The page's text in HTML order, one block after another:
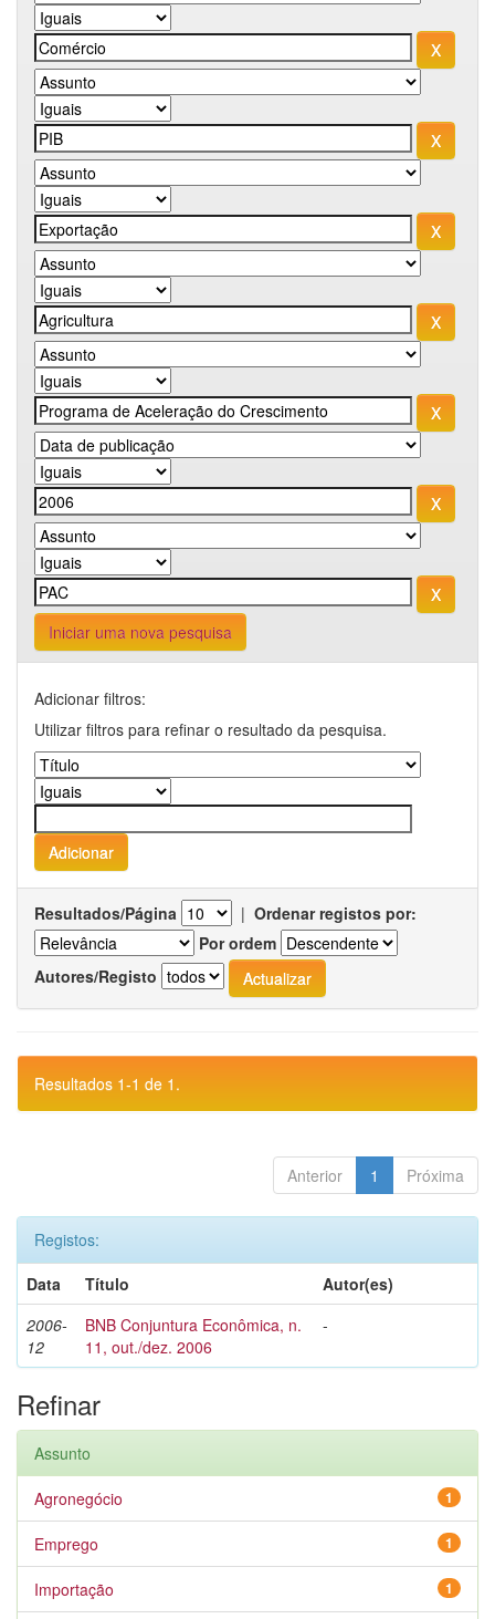
Iniciar uma nova pesquisa
Adicionar filtros:
Utilizar filtros para refinar o resultado da pesquisa.
Resultados/Página | Ordenar registos por:
Por ordem
Autores/Registo
Resultados 1-1 de 1.
Anterior 1 Próxima
Registos:
Data
Título
Autor(es)
2006-
12
BNB Conjuntura Econômica, n.
11, out./dez. 2006
-
Refinar
Assunto
1
Agronegócio
1
Emprego
1
Importação